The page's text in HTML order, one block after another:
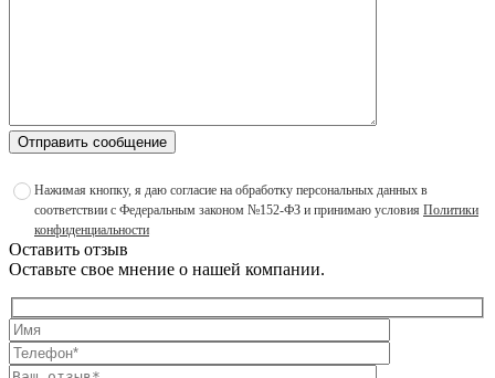
Отправить сообщение
Нажимая кнопку, я даю согласие на обработку персональных данных в
соответствии с Федеральным законом №152-ФЗ и принимаю условия Политики
конфиденциальности
Оставить отзыв
Оставьте свое мнение о нашей компании.